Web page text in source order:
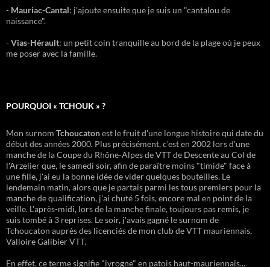
- Mauriac-Cantal: j'ajoute ensuite que je suis un "cantalou de
naissance".
-Vias-Hérault: un petit coin tranquille au bord de la plage où je peux
me poser avec la famille.
POURQUOI « TCHOUK » ?
Mon surnom Tchoucatonest le fruit d'une longue histoire qui date du
début des années 2000. Plus précisément, c'est en 2002 lors d'une
manche de la Coupe du Rhône-Alpes de VTT de Descente au Col de
l'Arzelier que, le samedi soir, afin de paraître moins "timide" face à
une fille, j'ai eu la bonne idée de vider quelques bouteilles. Le
lendemain matin, alors que je partais parmi les tous premiers pour la
manche de qualification, j'ai chuté 5 fois, encore mal en point de la
veille. L'après-midi, lors de la manche finale, toujours pas remis, je
suis tombé à 3 reprises. Le soir, j'avais gagné le surnom de
Tchoucaton auprès des licenciés de mon club de VTT mauriennais,
Valloire Galibier VTT.
En effet, ce terme signifie "ivrogne" en patois haut-mauriennais...